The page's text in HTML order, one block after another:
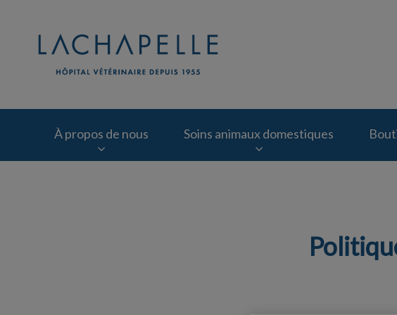
À propos de nous Soins animaux domestiques